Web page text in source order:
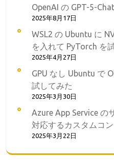
OpenAI の GPT-5-
2025年8月17日
WSL2 の Ubuntu に
を入れて PyTorch を
2025年4月27日
GPU なし Ubuntu で
試してみた
2025年3月30日
Azure App Service の
対応するカスタムコ
2025年3月22日